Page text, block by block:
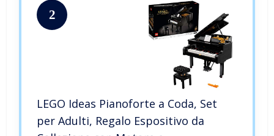
2
LEGO Ideas Pianoforte a Coda, Set
per Adulti, Regalo Espositivo da